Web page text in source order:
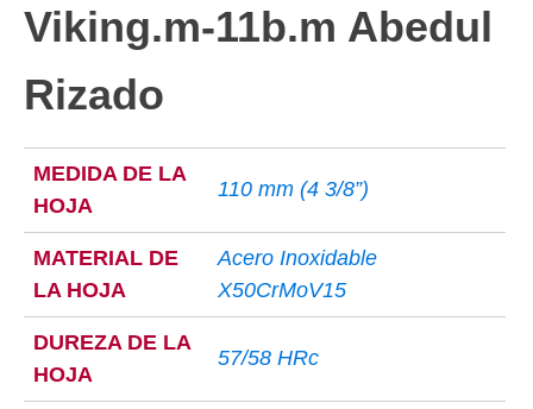
Viking.m-11b.m Abedul
Rizado
MEDIDA DE LA
HOJA
110 mm (4 3/8”)
MATERIAL DE
LA HOJA
Acero Inoxidable
X50CrMoV15
DUREZA DE LA
HOJA
57/58 HRc